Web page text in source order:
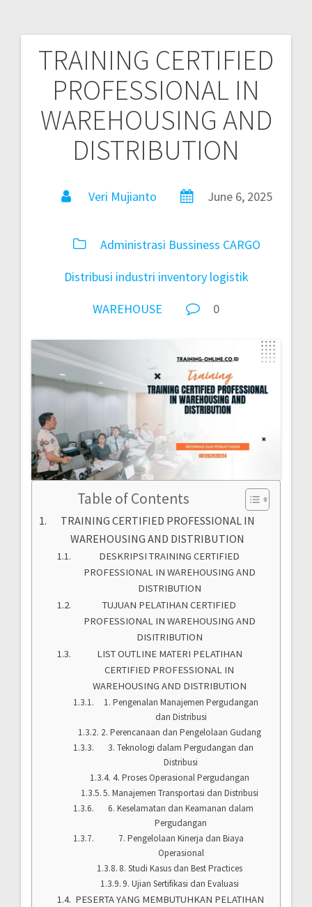
TRAINING CERTIFIED
PROFESSIONAL IN
WAREHOUSING AND
DISTRIBUTION
Veri Mujianto June 6, 2025
Administrasi Bussiness CARGO
Distribusi industri inventory logistik
WAREHOUSE
0
Table of Contents
TRAINING CERTIFIED PROFESSIONAL IN
WAREHOUSING AND DISTRIBUTION
DESKRIPSI TRAINING CERTIFIED
PROFESSIONAL IN WAREHOUSING AND
DISTRIBUTION
TUJUAN PELATIHAN CERTIFIED
PROFESSIONAL IN WAREHOUSING AND
DISITRIBUTION
LIST OUTLINE MATERI PELATIHAN
CERTIFIED PROFESSIONAL IN
WAREHOUSING AND DISTRIBUTION
1. Pengenalan Manajemen Pergudangan
dan Distribusi
2. Perencanaan dan Pengelolaan Gudang
3. Teknologi dalam Pergudangan dan
Distribusi
4. Proses Operasional Pergudangan
5. Manajemen Transportasi dan Distribusi
6. Keselamatan dan Keamanan dalam
Pergudangan
7. Pengelolaan Kinerja dan Biaya
Operasional
8. Studi Kasus dan Best Practices
9. Ujian Sertifikasi dan Evaluasi
PESERTA YANG MEMBUTUHKAN PELATIHAN